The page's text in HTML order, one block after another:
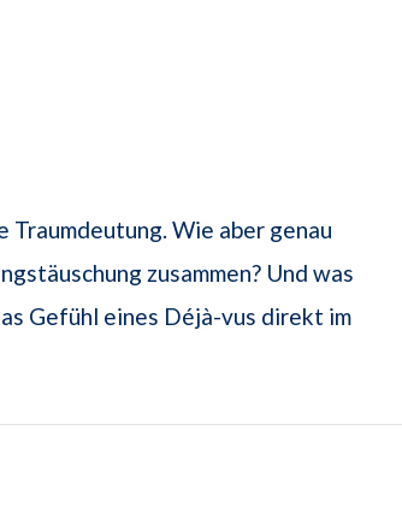
Wie aber genau
zusammen? Und was
Gefühl eines Déjà-vus direkt im